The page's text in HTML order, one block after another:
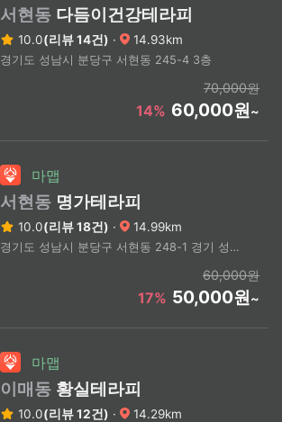
서현동 다듬이건강테라피
10.0(리뷰 14건) · 14.93km
경기도 성남시 분당구 서현동 245-4 3층
70,000원
14% 60,000원~
마맵
서현동 명가테라피
10.0(리뷰 18건) · 14.99km
경기도 성남시 분당구 서현동 248-1 경기 성남시 분당구 서현동 248-1 대명프라자 4층
60,000원
17% 50,000원~
마맵
이매동 황실테라피
10.0(리뷰 12건) · 14.29km